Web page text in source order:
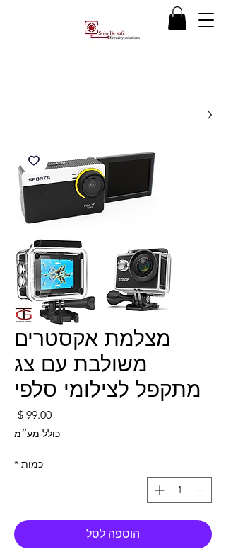
מצלמת אקסטרים
משולבת עם צג
מתקפל לצילומי סלפי
כולל מע״מ
כמות *
הוספה לסל